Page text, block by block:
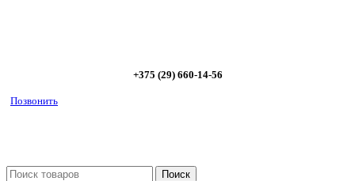
+375 (29) 660-14-56
Позвонить
Поиск